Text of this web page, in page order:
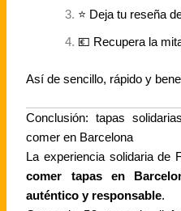
⭐ Deja tu reseña
💶 Recupera la
Así de sencillo, rápido y
Conclusión: tapas
comer en Barcelona
La experiencia solidaria de
comer tapas en
auténtico y responsable.